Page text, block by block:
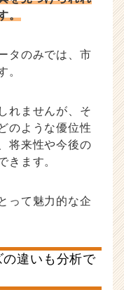
。
タのみでは、市
。
れませんが、そ
のような優位性
将来性や今後の
きます。
って魅力的な企
の違いも分析で